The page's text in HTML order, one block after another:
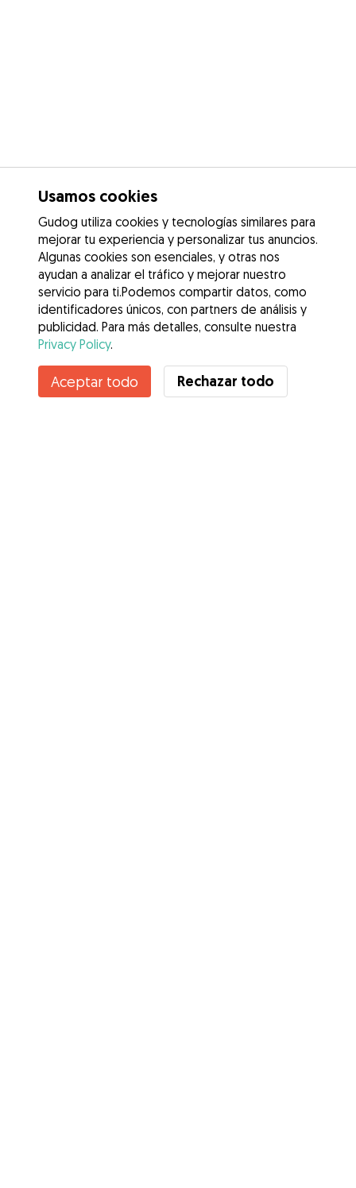
¿Conoces los Beneficios de Gudog? Ver más
Usamos cookies
Gudog utiliza cookies y tecnologías similares para
mejorar tu experiencia y personalizar tus anuncios.
Algunas cookies son esenciales, y otras nos
ayudan a analizar el tráfico y mejorar nuestro
servicio para ti.Podemos compartir datos, como
identificadores únicos, con partners de análisis y
publicidad. Para más detalles, consulte nuestra
Privacy Policy.
Aceptar todo Rechazar todo